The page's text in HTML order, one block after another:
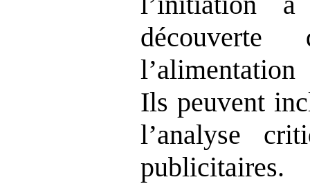
Ils peuvent
l’analyse
publicitaires.